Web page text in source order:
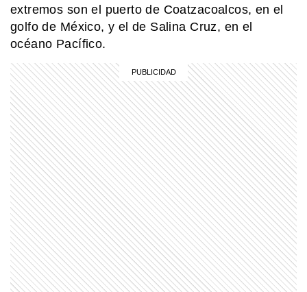
extremos son el puerto de Coatzacoalcos, en el
golfo de México, y el de Salina Cruz, en el
océano Pacífico.
EL MUNDO
Todos bajo un mismo techo: así es
SABER MAS
Pica Pica: conocé al grupo de teatro
infantil creado por una española y dos
argentinos que es furor en
Latinoamérica
MI PAIS
Mate: la historia de la infusión que se
volvió un símbolo argentino
EL MUNDO
Canal de Panamá: la obra que dividió
un país y unió dos océanos